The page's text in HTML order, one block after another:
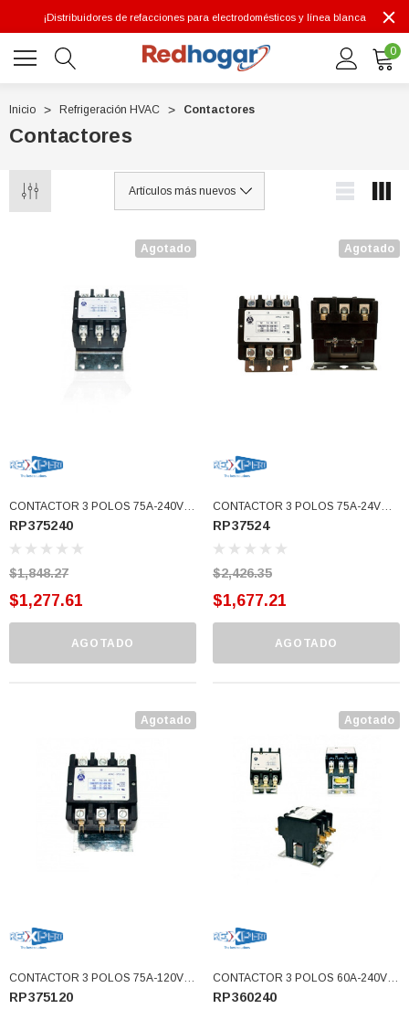
¡Distribuidores de refacciones para electrodomésticos y línea blanca
0
Inicio Refrigeración HVAC Contactores
Contactores
Agotado
CONTACTOR 3 POLOS 75A-240V
APAC (RP375240)
RP375240
$1,848.27
$1,277.61
AGOTADO
Agotado
CONTACTOR 3 POLOS 75A-24V
APAC (RP37524)
RP37524
$2,426.35
$1,677.21
AGOTADO
Agotado
CONTACTOR 3 POLOS 75A-120V
APAC (RP375120)
RP375120
Agotado
CONTACTOR 3 POLOS 60A-240V
APAC (RP360240)
RP360240
7614